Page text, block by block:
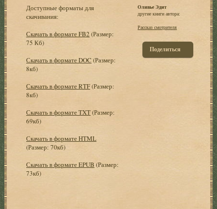
Доступные форматы для
скачивания:
Скачать в формате FB2 (Размер:
75 Кб)
Скачать в формате DOC (Размер:
8кб)
Скачать в формате RTF(Размер:
8кб)
Скачать в формате TXT(Размер:
69кб)
Скачать в формате HTML
(Размер: 70кб)
Скачать в формате EPUB (Размер:
73кб)
Оливье Эдит
другие книги автора:
Рассказ смотрителя
Поделиться